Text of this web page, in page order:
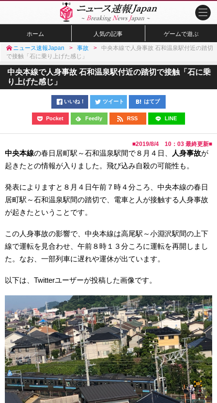
ホーム 人気の記事 ゲームで遊ぶ
ニュース速報Japan 事故
中央本線で人身事故 石和温泉駅付近の踏切
で接触「石に乗り上げた感じ」
中央本線で人身事故 石和温泉駅付近の踏切で接触「石に乗
り上げた感じ」
いいね！ ツイート はてブ
Pocket Feedly RSS LINE
■2019/8/4 10：03 最終更新■
中央本線の春日居町駅～石和温泉駅間で８月４日、 人身事故が
起きたとの情報が入りました。飛び込み自殺の可能性も。
発表によりますと８月４日午前７時４分ころ、中央本線の春日
居町駅～石和温泉駅間の踏切で、電車と人が接触する人身事故
が起きたということです。
この人身事故の影響で、中央本線は高尾駅～小淵沢駅間の上下
線で運転を見合わせ、午前８時１３分ころに運転を再開しまし
た。なお、一部列車に遅れや運休が出ています。
以下は、Twitterユーザーが投稿した画像です。